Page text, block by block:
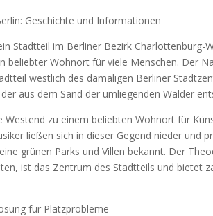
Geschichte und Informationen
Stadtteil im Berliner Bezirk
beliebter Wohnort für viele Menschen. Der
westlich des damaligen Berliner
aus dem Sand der umliegenden Wälder
Westend zu einem beliebten Wohnort für
ließen sich in dieser Gegend nieder und
grünen Parks und Villen bekannt. Der
ist das Zentrum des Stadtteils und bietet
für Platzprobleme